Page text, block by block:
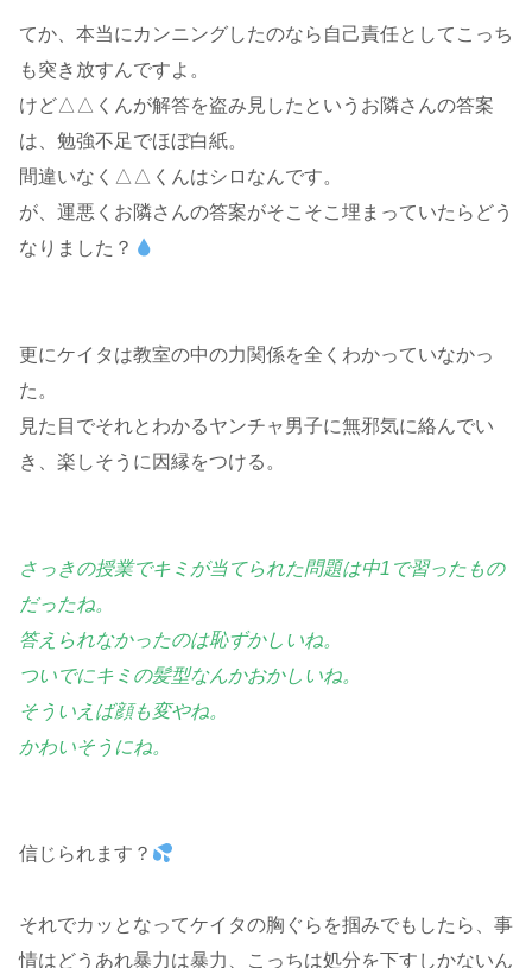
てか、本当にカンニングしたのなら自己責任としてこっち
も突き放すんですよ。
けど△△くんが解答を盗み見したというお隣さんの答案
は、勉強不足でほぼ白紙。
間違いなく△△くんはシロなんです。
が、運悪くお隣さんの答案がそこそこ埋まっていたらどう
なりました？
更にケイタは教室の中の力関係を全くわかっていなかっ
た。
見た目でそれとわかるヤンチャ男子に無邪気に絡んでい
き、楽しそうに因縁をつける。
さっきの授業でキミが当てられた問題は中1で習ったもの
だったね。
答えられなかったのは恥ずかしいね。
ついでにキミの髪型なんかおかしいね。
そういえば顔も変やね。
かわいそうにね。
信じられます？
それでカッとなってケイタの胸ぐらを掴みでもしたら、事
情はどうあれ暴力は暴力、こっちは処分を下すしかないん